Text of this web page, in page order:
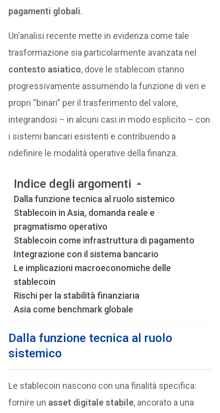
pagamenti globali.
Un’analisi recente mette in evidenza come tale
trasformazione sia particolarmente avanzata nel
contesto asiatico, dove le stablecoin stanno
progressivamente assumendo la funzione di veri e
propri “binari” per il trasferimento del valore,
integrandosi – in alcuni casi in modo esplicito – con
i sistemi bancari esistenti e contribuendo a
ridefinire le modalità operative della finanza.
Indice degli argomenti
Dalla funzione tecnica al ruolo sistemico
Stablecoin in Asia, domanda reale e
pragmatismo operativo
Stablecoin come infrastruttura di pagamento
Integrazione con il sistema bancario
Le implicazioni macroeconomiche delle
stablecoin
Rischi per la stabilità finanziaria
Asia come benchmark globale
Dalla funzione tecnica al ruolo
sistemico
Le stablecoin nascono con una finalità specifica:
fornire un asset digitale stabile, ancorato a una